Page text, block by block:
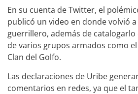
En su cuenta de Twitter, el
publicó un video en donde volvió
guerrillero, además de
de varios grupos armados como el
Clan del Golfo.
Las declaraciones de Uribe
comentarios en redes, ya que el